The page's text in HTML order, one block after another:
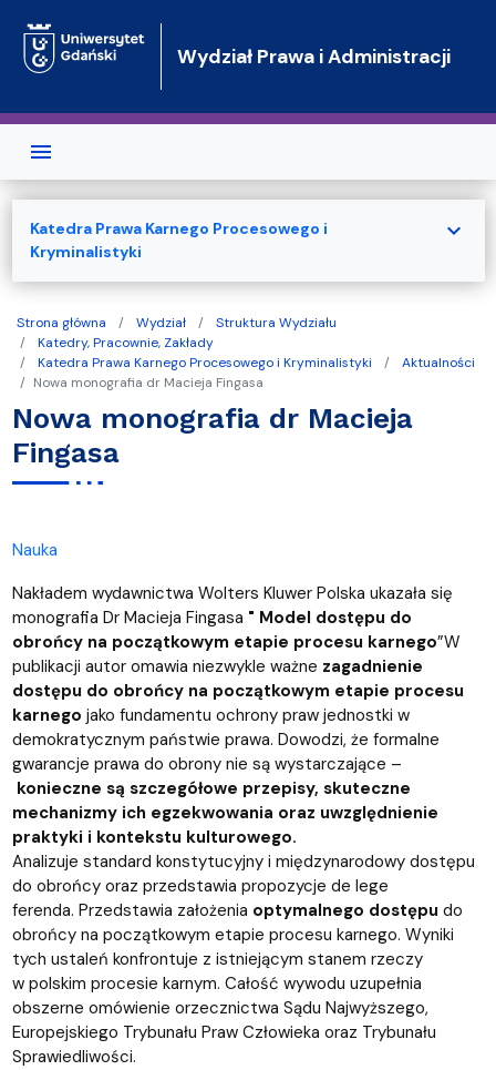
Wydział Prawa i Administracji
Strona główna Wydział
Struktura Wydziału
Katedry, Pracownie, Zakłady
Katedra Prawa Karnego Procesowego i Kryminalistyki
Aktualności
Nowa monografia dr Macieja Fingasa
Nowa monografia dr Macieja
Fingasa
Nauka
Nakładem wydawnictwa Wolters Kluwer Polska ukazała się
monografia Dr Macieja Fingasa " Model dostępu do
obrońcy na początkowym etapie procesu karnego”W
publikacji autor omawia niezwykle ważne zagadnienie
dostępu do obrońcy na początkowym etapie procesu
karnego jako fundamentu ochrony praw jednostki w
demokratycznym państwie prawa. Dowodzi, że formalne
gwarancje prawa do obrony nie są wystarczające –
konieczne są szczegółowe przepisy, skuteczne
mechanizmy ich egzekwowania oraz uwzględnienie
praktyki i kontekstu kulturowego.
Analizuje standard konstytucyjny i międzynarodowy dostępu
do obrońcy oraz przedstawia propozycje de lege
ferenda. Przedstawia założenia optymalnego dostępu do
obrońcy na początkowym etapie procesu karnego. Wyniki
tych ustaleń konfrontuje z istniejącym stanem rzeczy
w polskim procesie karnym. Całość wywodu uzupełnia
obszerne omówienie orzecznictwa Sądu Najwyższego,
Europejskiego Trybunału Praw Człowieka oraz Trybunału
Sprawiedliwości.
Katedra Prawa Karnego Procesowego i
Kryminalistyki
expand_more